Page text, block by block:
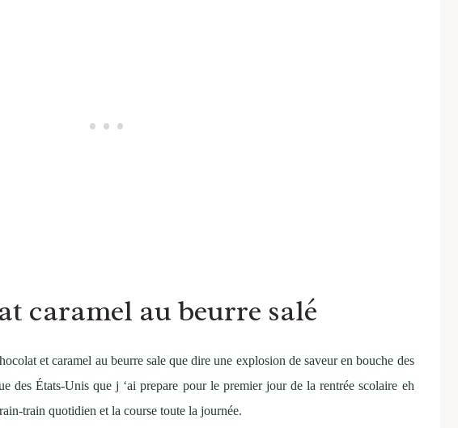
caramel au beurre salé
et caramel au beurre sale que dire une explosion de saveur en bouche des
des États-Unis que j ‘ai prepare pour le premier jour de la rentrée scolaire eh
train quotidien et la course toute la journée.